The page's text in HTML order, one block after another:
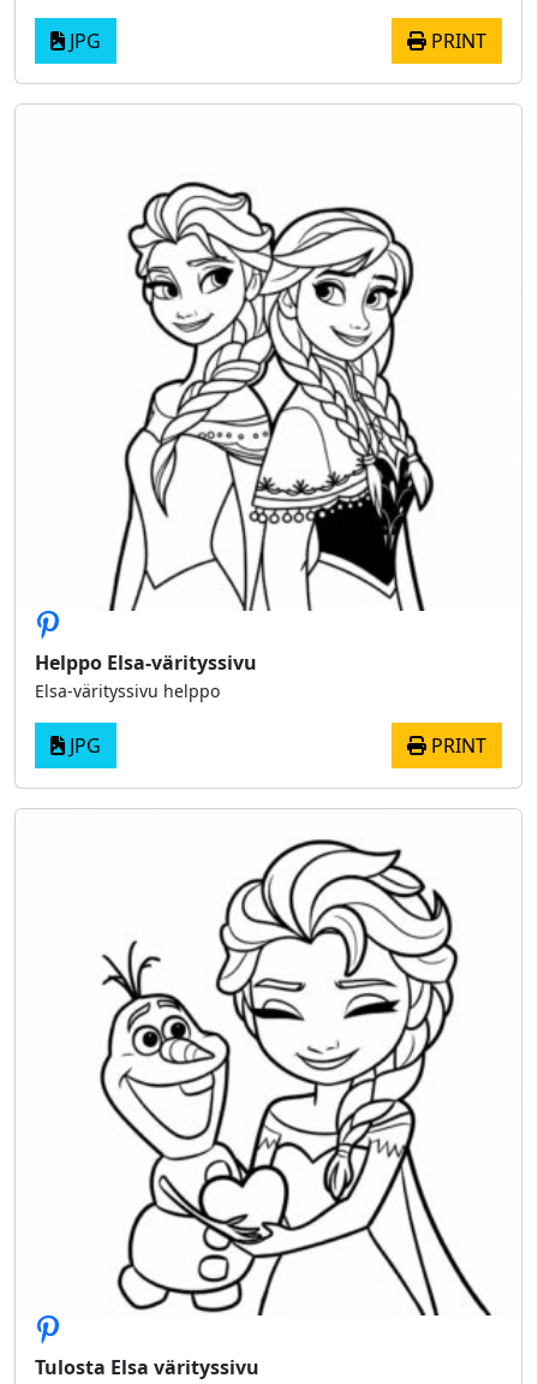
JPG PRINT
Helppo Elsa-värityssivu
Elsa-värityssivu helppo
JPG PRINT
Tulosta Elsa värityssivu